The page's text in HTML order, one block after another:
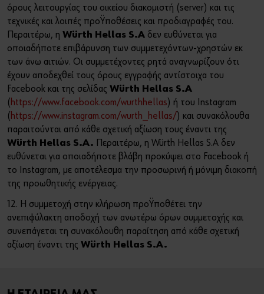
όρους λειτουργίας του οικείου διακομιστή (server) και τις
τεχνικές και λοιπές προϋποθέσεις και προδιαγραφές του.
Περαιτέρω, η Würth Hellas S.A δεν ευθύνεται για
οποιαδήποτε επιβάρυνση των συμμετεχόντων-χρηστών εκ
των άνω αιτιών. Οι συμμετέχοντες ρητά αναγνωρίζουν ότι
έχουν αποδεχθεί τους όρους εγγραφής αντίστοιχα του
Facebook και της σελίδας Würth Hellas S.A
( https://www.facebook.com/wurthhellas) ή του Instagram
( https://www.instagram.com/wurth_hellas/) και συνακόλουθα
παραιτούνται από κάθε σχετική αξίωση τους έναντι της
Würth Hellas S.A.
Περαιτέρω, η Würth Hellas S.A δεν
ευθύνεται για οποιαδήποτε βλάβη προκύψει στο Facebook ή
το Instagram, με αποτέλεσμα την προσωρινή ή μόνιμη διακοπή
της προωθητικής ενέργειας.
12. Η συμμετοχή στην κλήρωση προϋποθέτει την
ανεπιφύλακτη αποδοχή των ανωτέρω όρων συμμετοχής και
συνεπάγεται τη συνακόλουθη παραίτηση από κάθε σχετική
αξίωση έναντι της Würth Hellas S.A.